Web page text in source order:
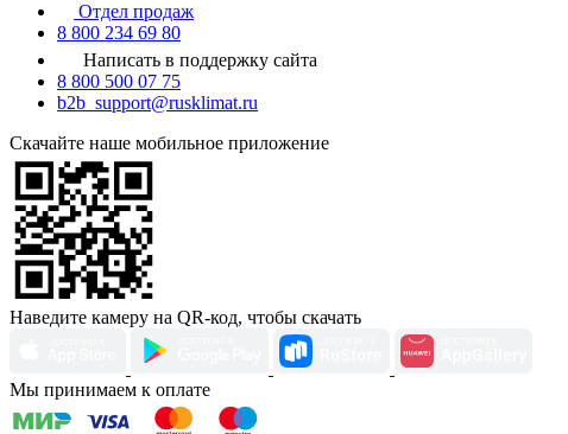
Отдел продаж
8 800 234 69 80
Написать в поддержку сайта
8 800 500 07 75
b2b_support@rusklimat.ru
Скачайте наше мобильное приложение
Наведите камеру на QR-код, чтобы скачать
Мы принимаем к оплате